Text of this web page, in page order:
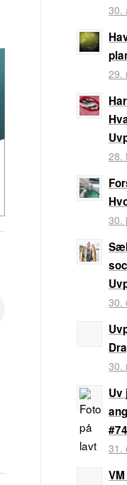
30.
29.
28.
30.
30.
30.
Uv
#74
31.